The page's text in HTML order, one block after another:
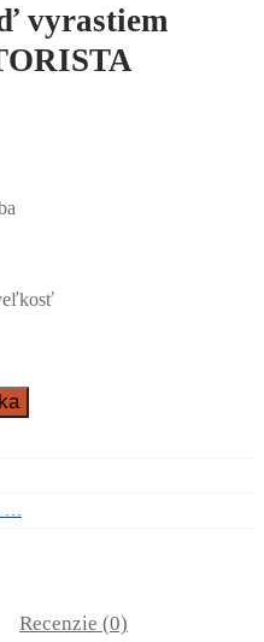
vyrastiem
…
Recenzie (0)